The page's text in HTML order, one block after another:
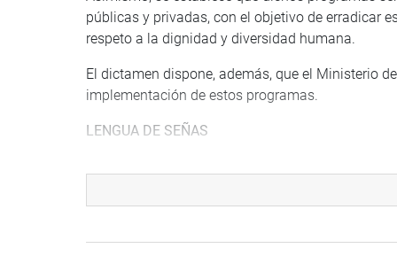
públicas y privadas, con el objetivo de erradicar
respeto a la dignidad y diversidad humana.
El dictamen dispone, además, que el Ministerio
implementación de estos programas.
LENGUA DE SEÑAS
Maricarmen Alva Prieto (bancada Acción
lengua de señas peruana en todos los